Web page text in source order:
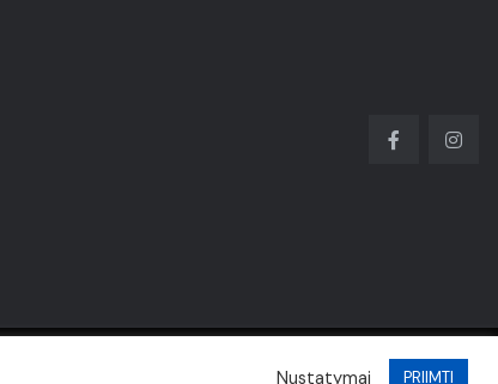
Nustatymai PRIIMTI